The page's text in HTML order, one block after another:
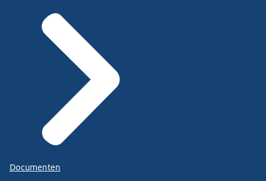
Documenten